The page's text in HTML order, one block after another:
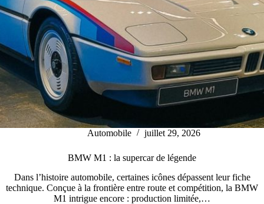
Automobile juillet 29, 2026
BMW M1 : la supercar de légende
Dans l’histoire automobile, certaines icônes dépassent leur fiche
technique. Conçue à la frontière entre route et compétition, la BMW
M1 intrigue encore : production limitée,…